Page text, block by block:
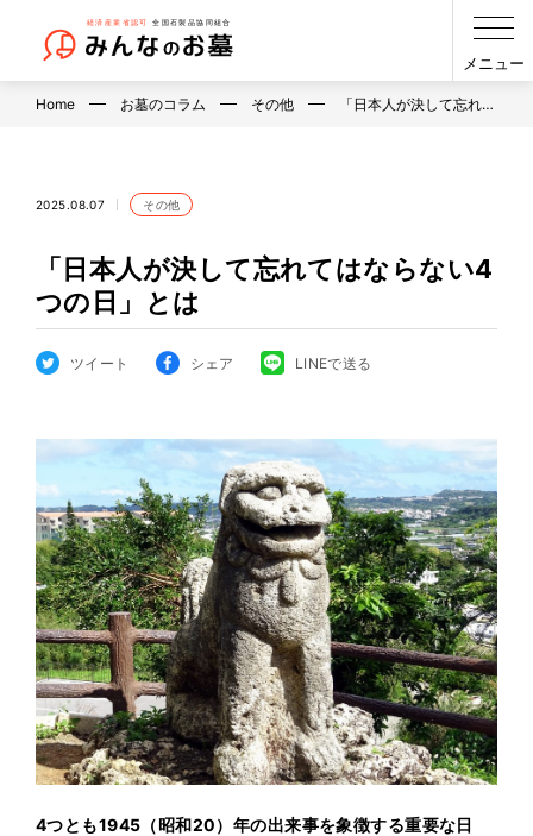
メニュー
Home お墓のコラム その他 「日本人が決して忘れ…
2025.08.07 その他
「日本人が決して忘れてはならない4
つの日」とは
ツイート シェア LINEで送る
4つとも1945（昭和20）年の出来事を象徴する重要な日